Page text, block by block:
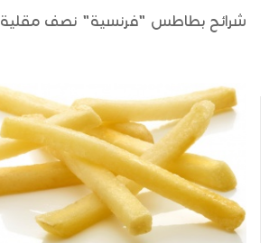
شرائح بطاطس "فرنسية" نصف مقلية 9*9مم